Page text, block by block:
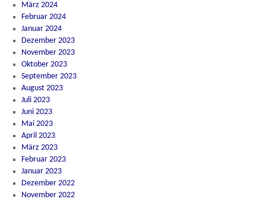
März 2024
Februar 2024
Januar 2024
Dezember 2023
November 2023
Oktober 2023
September 2023
August 2023
Juli 2023
Juni 2023
Mai 2023
April 2023
März 2023
Februar 2023
Januar 2023
Dezember 2022
November 2022